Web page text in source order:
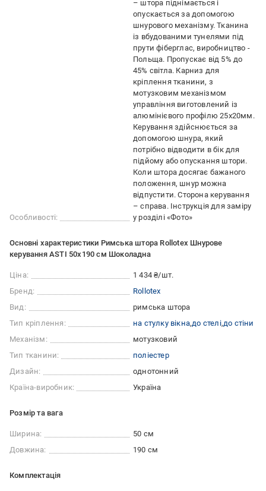
Особливості:
– штора піднімається і
опускається за допомогою
шнурового механізму. Тканина
із вбудованими тунелями під
прути фіберглас, виробництво -
Польща. Пропускає від 5% до
45% світла. Карниз для
кріплення тканини, з
мотузковим механізмом
управління виготовлений із
алюмінієвого профілю 25х20мм.
Керування здійснюється за
допомогою шнура, який
потрібно відводити в бік для
підйому або опускання штори.
Коли штора досягає бажаного
положення, шнур можна
відпустити. Сторона керування
– справа. Інструкція для заміру
у розділі «Фото»
Основні характеристики Римська штора Rollotex Шнурове
керування ASTI 50x190 см Шоколадна
Ціна:
1 434 ₴/шт.
Бренд:
Rollotex
Вид:
римська штора
Тип кріплення:
на стулку вікна до стелі до стіни
Механізм:
мотузковий
Тип тканини:
поліестер
Дизайн:
однотонний
Країна-виробник:
Україна
Розмір та вага
Ширина:
50 см
Довжина:
190 см
Комплектація